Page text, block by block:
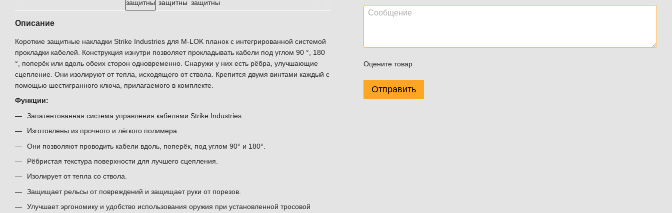
Описание
Короткие защитные накладки Strike Industries для M-LOK планок с интегрированной системой
прокладки кабелей. Конструкция изнутри позволяет прокладывать кабели под углом 90 °, 180
°, поперёк или вдоль обеих сторон одновременно. Снаружи у них есть рёбра, улучшающие
сцепление. Они изолируют от тепла, исходящего от ствола. Крепится двумя винтами каждый с
помощью шестигранного ключа, прилагаемого в комплекте.
Функции:
Запатентованная система управления кабелями Strike Industries.
Изготовлены из прочного и лёгкого полимера.
Они позволяют проводить кабели вдоль, поперёк, под углом 90° и 180°.
Рёбристая текстура поверхности для лучшего сцепления.
Изолирует от тепла со ствола.
Защищает рельсы от повреждений и защищает руки от порезов.
Улучшает эргономику и удобство использования оружия при установленной тросовой
Оцените товар
Отправить